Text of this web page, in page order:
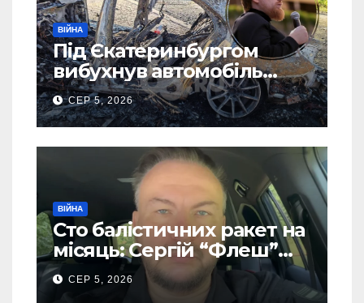
ВІЙНА
Під Єкатеринбургом
вибухнув автомобіль
голови компанії-
виробника дронів “Упир”
– перші подробиці
СЕР 5, 2026
ВІЙНА
Сто балістичних ракет на
місяць: Сергій “Флеш”
закликав українців
готуватися до гіршого
СЕР 5, 2026